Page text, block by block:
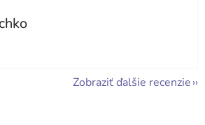
je 5 z 5 hviezdičiek.
Zobraziť ďalšie recenzie